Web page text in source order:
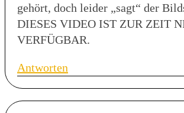
gehört, doch leider „sagt“ der
DIESES VIDEO IST ZUR ZEIT
VERFÜGBAR.
Antworten